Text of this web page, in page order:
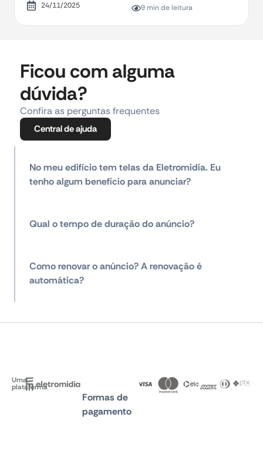
24/11/2025
9 min de leitura
Ficou com alguma
dúvida?
Confira as perguntas frequentes
Central de ajuda
No meu edifício tem telas da Eletromidia. Eu
tenho algum benefício para anunciar?
Qual o tempo de duração do anúncio?
Como renovar o anúncio? A renovação é
automática?
Uma
plataforma
Formas de
pagamento